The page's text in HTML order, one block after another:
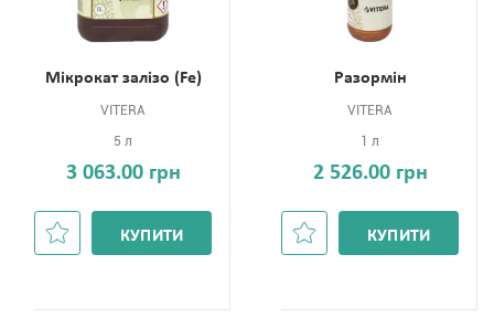
Мікрокат залізо (Fe)
VITERA
5 л
3 063.00 грн
КУПИТИ
Разормін
VITERA
1 л
2 526.00 грн
КУПИТИ